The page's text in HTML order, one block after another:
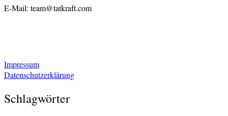
E-Mail: team@tatkraft.com
Impressum
Datenschutzerklärung
Schlagwörter